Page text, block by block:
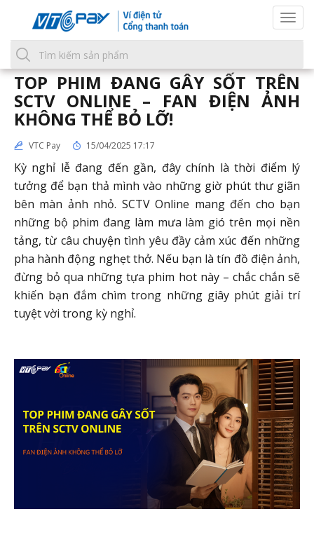
TOP PHIM ĐANG GÂY SỐT TRÊN
SCTV ONLINE – FAN ĐIỆN ẢNH
KHÔNG THỂ BỎ LỠ!
VTC Pay 15/04/2025 17:17
Kỳ nghỉ lễ đang đến gần, đây chính là thời điểm lý
tưởng để bạn thả mình vào những giờ phút thư giãn
bên màn ảnh nhỏ. SCTV Online mang đến cho bạn
những bộ phim đang làm mưa làm gió trên mọi nền
tảng, từ câu chuyện tình yêu đầy cảm xúc đến những
pha hành động nghẹt thở. Nếu bạn là tín đồ điện ảnh,
đừng bỏ qua những tựa phim hot này – chắc chắn sẽ
khiến bạn đắm chìm trong những giây phút giải trí
tuyệt vời trong kỳ nghỉ.